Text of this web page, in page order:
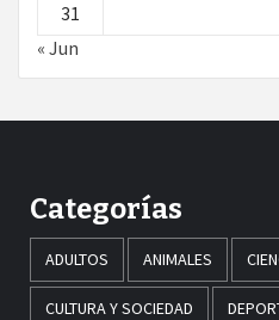
31
« Jun
Categorías
ADULTOS ANIMALES
CULTURA Y SOCIEDAD